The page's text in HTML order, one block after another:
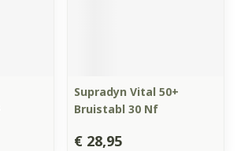
Supradyn Vital 50+
Bruistabl 30 Nf
€ 28,95